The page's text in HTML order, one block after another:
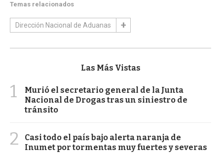
Temas relacionados
Dirección Nacional de Aduanas
Las Más Vistas
1
Murió el secretario general de la Junta
Nacional de Drogas tras un siniestro de
tránsito
2
Casi todo el país bajo alerta naranja de
Inumet por tormentas muy fuertes y severas